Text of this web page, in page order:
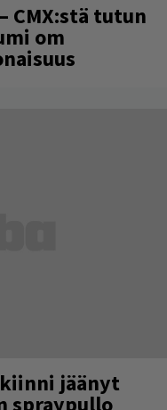
CMX:stä tutun
om
jäänyt
spraypullo